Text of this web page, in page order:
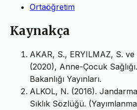
Ortaöğretim
Kaynakça
AKAR, S., ERYILMAZ, S. ve
(2020), Anne-Çocuk
Bakanlığı Yayınları.
ALKOL, N. (2016).
Sıklık Sözlüğü.